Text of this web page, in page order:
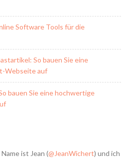
Software Tools für die
So bauen Sie eine
Webseite auf
bauen Sie eine hochwertige
ist Jean (@JeanWichert) und ich